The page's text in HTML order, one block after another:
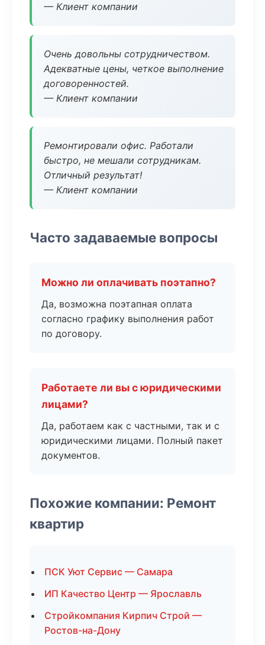
— Клиент компании
Очень довольны сотрудничеством.
Адекватные цены, четкое выполнение
договоренностей.
— Клиент компании
Ремонтировали офис. Работали
быстро, не мешали сотрудникам.
Отличный результат!
— Клиент компании
Часто задаваемые вопросы
Можно ли оплачивать поэтапно?
Да, возможна поэтапная оплата
согласно графику выполнения работ
по договору.
Работаете ли вы с юридическими
лицами?
Да, работаем как с частными, так и с
юридическими лицами. Полный пакет
документов.
Похожие компании: Ремонт
квартир
ПСК Уют Сервис — Самара
ИП Качество Центр — Ярославль
Стройкомпания Кирпич Строй —
Ростов-на-Дону